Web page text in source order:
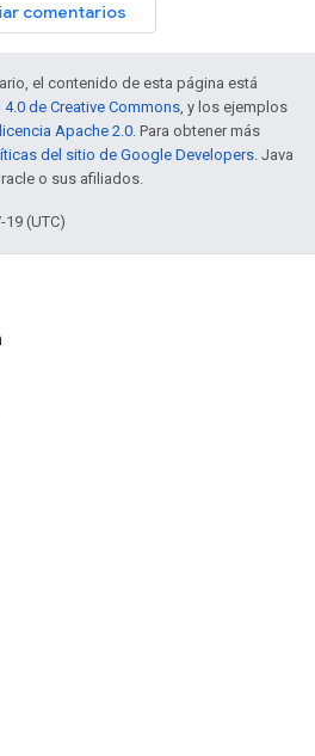
comentarios
el contenido de esta página está
de Creative Commons, y los ejemplos
licencia Apache 2.0. Para obtener más
del sitio de Google Developers. Java
o sus afiliados.
(UTC)